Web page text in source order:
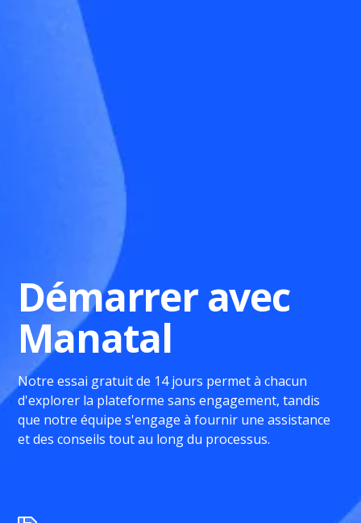
Démarrer avec
Manatal
Notre essai gratuit de 14 jours permet à chacun
d'explorer la plateforme sans engagement, tandis
que notre équipe s'engage à fournir une assistance
et des conseils tout au long du processus.